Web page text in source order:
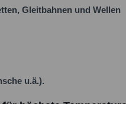
Felder
Gleitbahnen und Wellen
u.ä.).
höchste